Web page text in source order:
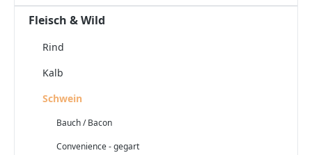
Fleisch & Wild
Rind
Kalb
Schwein
Bauch / Bacon
Convenience - gegart